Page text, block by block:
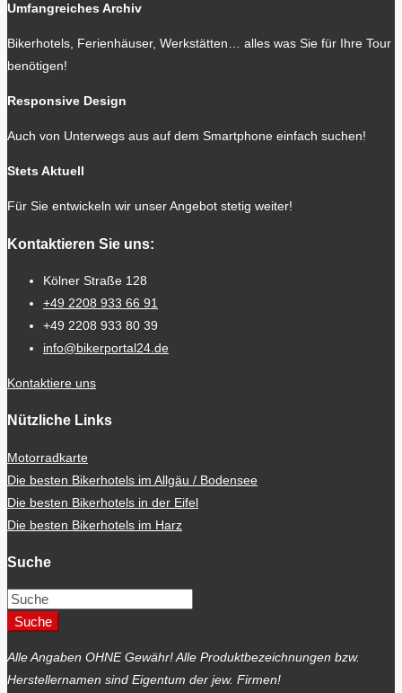
Umfangreiches Archiv
Bikerhotels, Ferienhäuser, Werkstätten… alles was Sie für Ihre Tour
benötigen!
Responsive Design
Auch von Unterwegs aus auf dem Smartphone einfach suchen!
Stets Aktuell
Für Sie entwickeln wir unser Angebot stetig weiter!
Kontaktieren Sie uns:
Kölner Straße 128
+49 2208 933 66 91
+49 2208 933 80 39
info@bikerportal24.de
Kontaktiere uns
Nützliche Links
Motorradkarte
Die besten Bikerhotels im Allgäu / Bodensee
Die besten Bikerhotels in der Eifel
Die besten Bikerhotels im Harz
Suche
Suche
Alle Angaben OHNE Gewähr! Alle Produktbezeichnungen bzw.
Herstellernamen sind Eigentum der jew. Firmen!